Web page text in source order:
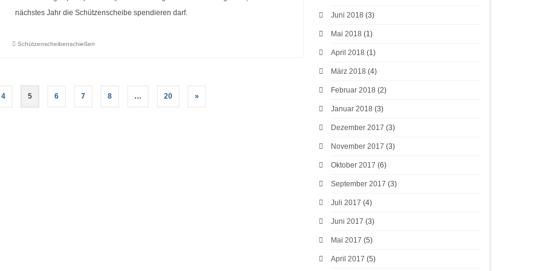
nächstes Jahr die Schützenscheibe spendieren darf.
Schützenscheibenschießen
4 5 6 7 8 … 20 »
Juni 2018 (3)
Mai 2018 (1)
April 2018 (1)
März 2018 (4)
Februar 2018 (2)
Januar 2018 (3)
Dezember 2017 (3)
November 2017 (3)
Oktober 2017 (6)
September 2017 (3)
Juli 2017 (4)
Juni 2017 (3)
Mai 2017 (5)
April 2017 (5)